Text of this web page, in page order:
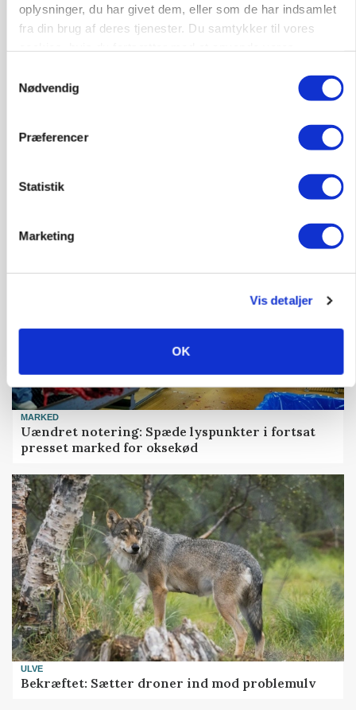
oplysninger, du har givet dem, eller som de har indsamlet
fra din brug af deres tjenester. Du samtykker til vores
Nødvendig
Præferencer
Statistik
Marketing
Vis detaljer
OK
KVÆG
Snart kan man søge tilskud til naturprojekter
Før såmaskinen kører: Her er efterårets største
skadedyrsrisici
MARKED
Uændret notering: Spæde lyspunkter i fortsat
presset marked for oksekød
ULVE
Bekræftet: Sætter droner ind mod problemulv